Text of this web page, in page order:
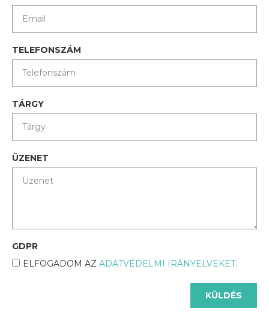
TELEFONSZÁM
TÁRGY
ÜZENET
GDPR
ELFOGADOM AZ ADATVÉDELMI IRÁNYELVEKET.
KÜLDÉS